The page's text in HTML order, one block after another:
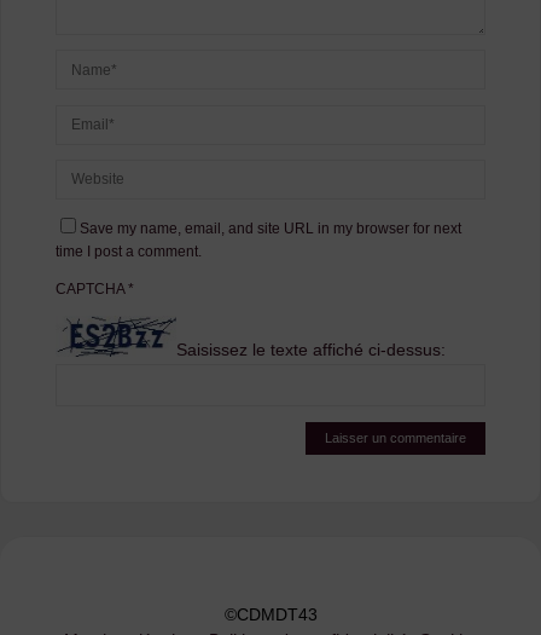
Save my name, email, and site URL in my browser for next
time I post a comment.
CAPTCHA*
Saisissez le texte affiché ci-dessus:
©CDMDT43